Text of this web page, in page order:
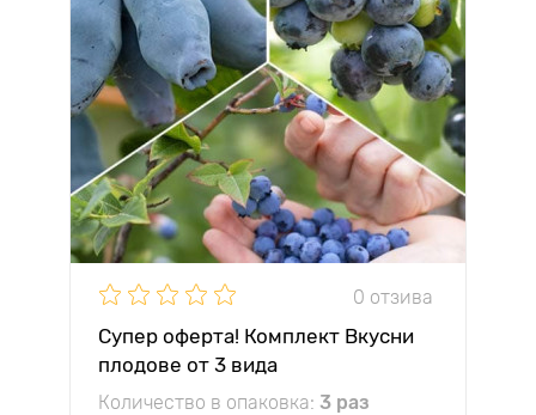
0 отзива
Супер оферта! Комплект Вкусни
плодове от 3 вида
Количество в опаковка: 3 раз